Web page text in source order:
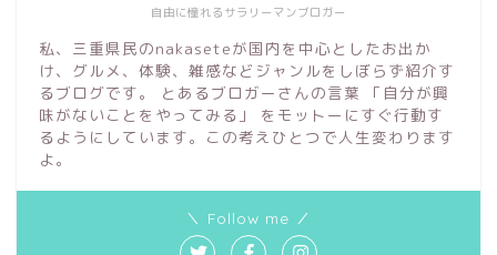
自由に憧れるサラリーマンブロガー
私、三重県民のnakaseteが国内を中心としたお出か
け、グルメ、体験、雑感などジャンルをしぼらず紹介す
るブログです。 とあるブロガーさんの言葉 「自分が興
味がないことをやってみる」 をモットーにすぐ行動す
るようにしています。この考えひとつで人生変わります
よ。
＼ Follow me ／